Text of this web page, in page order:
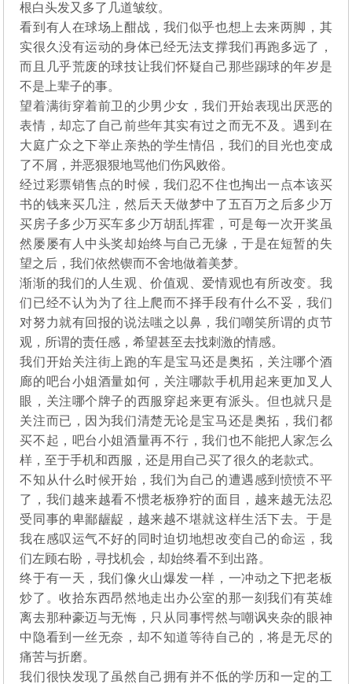
根白头发又多了几道皱纹。
看到有人在球场上酣战，我们似乎也想上去来两脚，其
实很久没有运动的身体已经无法支撑我们再跑多远了，
而且几乎荒废的球技让我们怀疑自己那些踢球的年岁是
不是上辈子的事。
望着满街穿着前卫的少男少女，我们开始表现出厌恶的
表情，却忘了自己前些年其实有过之而无不及。遇到在
大庭广众之下举止亲热的学生情侣，我们的目光也变成
了不屑，并恶狠狠地骂他们伤风败俗。
经过彩票销售点的时候，我们忍不住也掏出一点本该买
书的钱来买几注，然后天天做梦中了五百万之后多少万
买房子多少万买车多少万胡乱挥霍，可是每一次开奖虽
然屡屡有人中头奖却始终与自己无缘，于是在短暂的失
望之后，我们依然锲而不舍地做着美梦。
渐渐的我们的人生观、价值观、爱情观也有所改变。我
们已经不认为为了往上爬而不择手段有什么不妥，我们
对努力就有回报的说法嗤之以鼻，我们嘲笑所谓的贞节
观，所谓的责任感，希望甚至去找刺激的情感。
我们开始关注街上跑的车是宝马还是奥拓，关注哪个酒
廊的吧台小姐酒量如何，关注哪款手机用起来更加叉人
眼，关注哪个牌子的西服穿起来更有派头。但也就只是
关注而已，因为我们清楚无论是宝马还是奥拓，我们都
买不起，吧台小姐酒量再不行，我们也不能把人家怎么
样，至于手机和西服，还是用自己买了很久的老款式。
不知从什么时候开始，我们为自己的遭遇感到愤愤不平
了，我们越来越看不惯老板狰狞的面目，越来越无法忍
受同事的卑鄙龌龊，越来越不堪就这样生活下去。于是
我在感叹运气不好的同时迫切地想改变自己的命运，我
们左顾右盼，寻找机会，却始终看不到出路。
终于有一天，我们像火山爆发一样，一冲动之下把老板
炒了。收拾东西昂然地走出办公室的那一刻我们有英雄
离去那种豪迈与无悔，只从同事愕然与嘲讽夹杂的眼神
中隐看到一丝无奈，却不知道等待自己的，将是无尽的
痛苦与折磨。
我们很快发现了虽然自己拥有并不低的学历和一定的工